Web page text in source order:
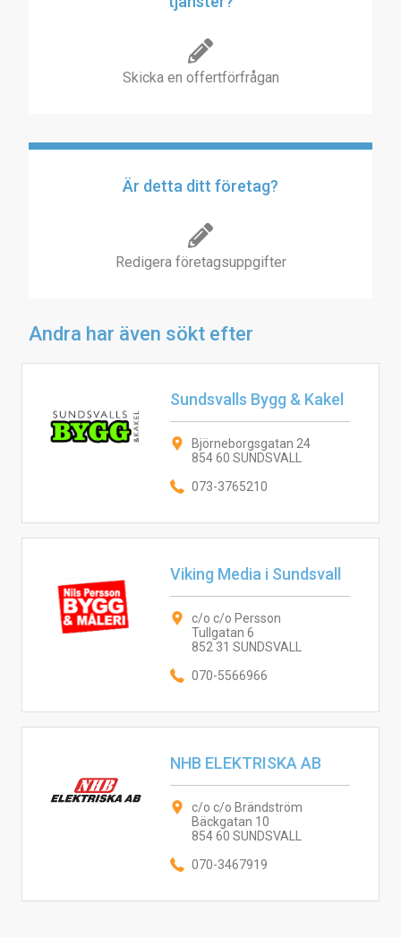
Skicka en offertförfrågan
Är detta ditt företag?
Redigera företagsuppgifter
Andra har även sökt efter
Sundsvalls Bygg & Kakel
Björneborgsgatan 24
854 60 SUNDSVALL
073-3765210
Viking Media i Sundsvall
c/o c/o Persson
Tullgatan 6
852 31 SUNDSVALL
070-5566966
NHB ELEKTRISKA AB
c/o c/o Brändström
Bäckgatan 10
854 60 SUNDSVALL
070-3467919